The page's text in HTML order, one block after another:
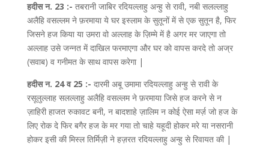
हदीस न. 23 :- तबरानी जाबिर रदियल्लाहु अन्हु से रावी, नबी सलल्लाहु
अलैहि वसल्लम ने फ़रमाया ये घर इस्लाम के सुतूनों में से एक सुतून है, फिर
जिसने हज किया या उमरा वो अल्लाह के ज़िम्मे में है अगर मर जाएगा तो
अल्लाह उसे जन्नत में दाखिल फरमाएगा और घर को वापस करदे तो अज्र
(सवाब) व गनीमत के साथ वापस करेगा |
हदीस न. 24 व 25 :- दारमी अबू उमामा रदियल्लाहु अन्हु से रावी के
रसूलुल्लाह सलल्लाहु अलैहि वसल्लम ने फ़रमाया जिसे हज करने से न
ज़ाहिरी हाजत रुकावट बनी, न बादशाहे ज़ालिम न कोई ऐसा मर्ज़ जो हज के
लिए रोक दे फिर बगैर हज के मर गया तो चाहे यहूदी होकर मरे या नसरानी
होकर इसी की मिस्ल तिर्मिज़ी ने हज़रत रदियल्लाहु अन्हु से रिवायत की |